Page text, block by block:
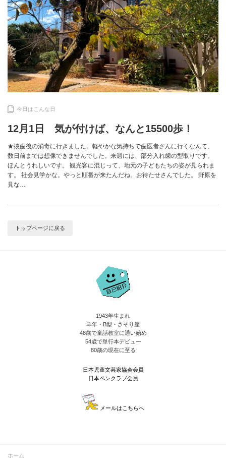
今日はこんな日
12月1日 気が付けば、なんと15500歩！
★抜歯後の消毒に行きました。軽やかな気持ちで歯医者さんに行くなんて、
数日前までは想像できませんでした。来週には、部分入れ歯の型取りです。
ほんとうれしいです。 観光客に混じって、地元の子どもたちの姿が見られま
す。 社会見学かな。やっと順番が来たんだね。お待たせさんでした。 野原を
見な…
トップページに戻る
1943年生まれ
羊年・B型・さそり座
48歳で童話教室に通い始め
54歳で単行本デビュー
80歳の現在に至る
日本児童文芸家協会会員
日本ペンクラブ会員
メールはこちらへ
ホーム